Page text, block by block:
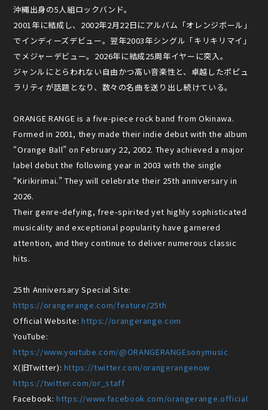
沖縄出身の5人組ロックバンド。
2001年に結成し、2002年2月22日にアルバム「オレンジボール」
でインディーズデビュー。翌年2003年シングル「キリキリマイ」
でメジャーデビュー。2026年に結成25周年イヤーに突入。
ジャンルにとらわれない自由かつ高い音楽性と、卓越したポピュ
ラリティが話題となり、数々の名曲を送り出し続けている。
ORANGE RANGE is a five-piece rock band from Okinawa.
Formed in 2001, they made their indie debut with the album
“Orange Ball” on February 22, 2002. They achieved a major
label debut the following year in 2003 with the single
“Kirikirimai.” They will celebrate their 25th anniversary in
2026.
Their genre-defying, free-spirited yet highly sophisticated
musicality and exceptional popularity have garnered
attention, and they continue to deliver numerous classic
hits.
25th Anniversary Special Site:
https://orangerange.com/feature/25th
Official Website:https://orangerange.com
YouTube:
https://www.youtube.com/@ORANGERANGEsonymusic
X(旧Twitter): https://twitter.com/orangerangenow
https://twitter.com/or_staff
Facebook: https://www.facebook.com/orangerange.official